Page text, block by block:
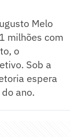
Melo
milhões com
o
Sob a
espera
ano.